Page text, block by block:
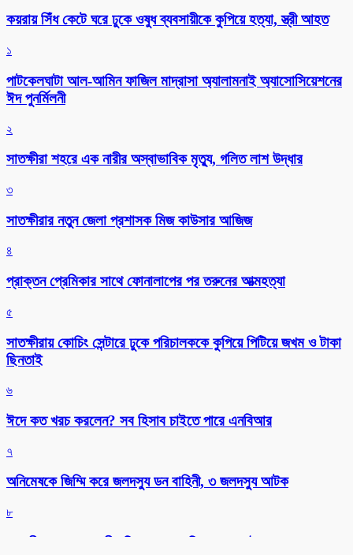
কয়রায় সিঁধ কেটে ঘরে ঢুকে ওষুধ ব্যবসায়ীকে কুপিয়ে হত্যা, স্ত্রী আহত
১
পাটকেলঘাটা আল-আমিন ফাজিল মাদ্রাসা অ্যালামনাই অ্যাসোসিয়েশনের
ঈদ পুনর্মিলনী
২
সাতক্ষীরা শহরে এক নারীর অস্বাভাবিক মৃত্যু, গলিত লাশ উদ্ধার
৩
সাতক্ষীরার নতুন জেলা প্রশাসক মিজ কাউসার আজিজ
৪
প্রাক্তন প্রেমিকার সাথে ফোনালাপের পর তরুনের আত্মহত্যা
৫
সাতক্ষীরায় কোচিং সেন্টারে ঢুকে পরিচালককে কুপিয়ে পিটিয়ে জখম ও টাকা
ছিনতাই
৬
ঈদে কত খরচ করলেন? সব হিসাব চাইতে পারে এনবিআর
৭
অনিমেষকে জিম্মি করে জলদস্যু ডন বাহিনী, ৩ জলদস্যু আটক
৮